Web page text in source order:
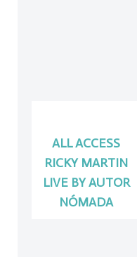
ALL ACCESS
RICKY MARTIN
LIVE BY AUTOR
NÓMADA